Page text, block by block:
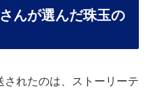
んが選んだ珠玉の
されたのは、ストーリーテ